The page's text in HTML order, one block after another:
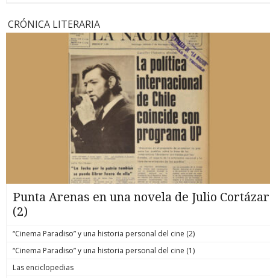
CRÓNICA LITERARIA
Punta Arenas en una novela de Julio Cortázar
(2)
“Cinema Paradiso” y una historia personal del cine (2)
“Cinema Paradiso” y una historia personal del cine (1)
Las enciclopedias